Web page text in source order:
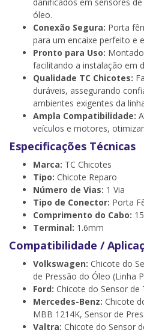
óleo.
Conexão Segura: Porta
para um encaixe perfeito e
Pronto para Uso:
facilitando a instalação em
Qualidade TC Chicotes:
duráveis, assegurando
ambientes exigentes da
Ampla Compatibilidade:
veículos e motores,
Especificações Técnicas
Marca: TC Chicotes
Tipo: Chicote Reparo
Número de Vias: 1 Via
Tipo de Conector: Porta
Comprimento do Cabo:
Terminal: 1.6mm
Compatibilidade /
Volkswagen: Chicote do
de Pressão do Óleo (Linha
Ford: Chicote do Sensor de
Mercedes-Benz: Chicote
MBB 1214K, Sensor de
Valtra: Chicote do Sensor